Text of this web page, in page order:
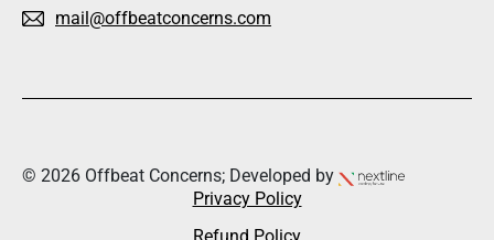
mail@offbeatconcerns.com
© 2026 Offbeat Concerns; Developed by
Privacy Policy